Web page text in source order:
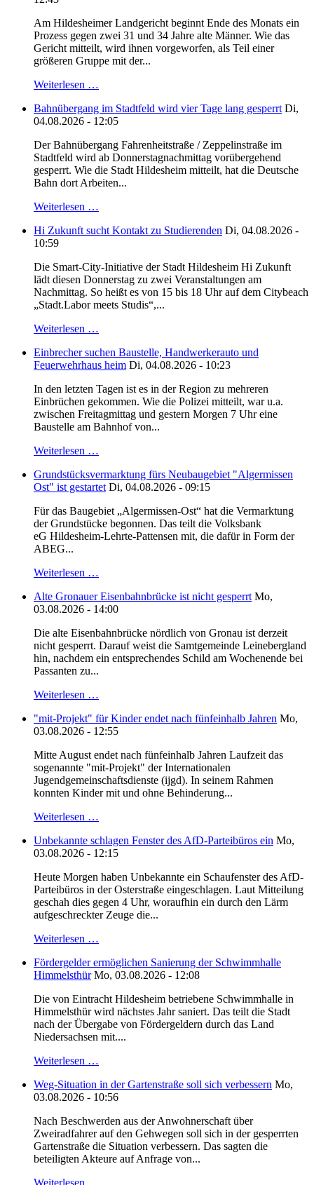
Am Hildesheimer Landgericht beginnt Ende des Monats ein
Prozess gegen zwei 31 und 34 Jahre alte Männer. Wie das
Gericht mitteilt, wird ihnen vorgeworfen, als Teil einer
größeren Gruppe mit der...
Weiterlesen …
Bahnübergang im Stadtfeld wird vier Tage lang gesperrt Di,
04.08.2026 - 12:05
Der Bahnübergang Fahrenheitstraße / Zeppelinstraße im
Stadtfeld wird ab Donnerstagnachmittag vorübergehend
gesperrt. Wie die Stadt Hildesheim mitteilt, hat die Deutsche
Bahn dort Arbeiten...
Weiterlesen …
Hi Zukunft sucht Kontakt zu Studierenden Di, 04.08.2026 -
10:59
Die Smart-City-Initiative der Stadt Hildesheim Hi Zukunft
lädt diesen Donnerstag zu zwei Veranstaltungen am
Nachmittag. So heißt es von 15 bis 18 Uhr auf dem Citybeach
„Stadt.Labor meets Studis“,...
Weiterlesen …
Einbrecher suchen Baustelle, Handwerkerauto und
Feuerwehrhaus heim Di, 04.08.2026 - 10:23
In den letzten Tagen ist es in der Region zu mehreren
Einbrüchen gekommen. Wie die Polizei mitteilt, war u.a.
zwischen Freitagmittag und gestern Morgen 7 Uhr eine
Baustelle am Bahnhof von...
Weiterlesen …
Grundstücksvermarktung fürs Neubaugebiet "Algermissen
Ost" ist gestartet Di, 04.08.2026 - 09:15
Für das Baugebiet „Algermissen-Ost“ hat die Vermarktung
der Grundstücke begonnen. Das teilt die Volksbank
eG Hildesheim-Lehrte-Pattensen mit, die dafür in Form der
ABEG...
Weiterlesen …
Alte Gronauer Eisenbahnbrücke ist nicht gesperrt Mo,
03.08.2026 - 14:00
Die alte Eisenbahnbrücke nördlich von Gronau ist derzeit
nicht gesperrt. Darauf weist die Samtgemeinde Leinebergland
hin, nachdem ein entsprechendes Schild am Wochenende bei
Passanten zu...
Weiterlesen …
"mit-Projekt" für Kinder endet nach fünfeinhalb Jahren Mo,
03.08.2026 - 12:55
Mitte August endet nach fünfeinhalb Jahren Laufzeit das
sogenannte "mit-Projekt" der Internationalen
Jugendgemeinschaftsdienste (ijgd). In seinem Rahmen
konnten Kinder mit und ohne Behinderung...
Weiterlesen …
Unbekannte schlagen Fenster des AfD-Parteibüros ein Mo,
03.08.2026 - 12:15
Heute Morgen haben Unbekannte ein Schaufenster des AfD-
Parteibüros in der Osterstraße eingeschlagen. Laut Mitteilung
geschah dies gegen 4 Uhr, woraufhin ein durch den Lärm
aufgeschreckter Zeuge die...
Weiterlesen …
Fördergelder ermöglichen Sanierung der Schwimmhalle
Himmelsthür Mo, 03.08.2026 - 12:08
Die von Eintracht Hildesheim betriebene Schwimmhalle in
Himmelsthür wird nächstes Jahr saniert. Das teilt die Stadt
nach der Übergabe von Fördergeldern durch das Land
Niedersachsen mit....
Weiterlesen …
Weg-Situation in der Gartenstraße soll sich verbessern Mo,
03.08.2026 - 10:56
Nach Beschwerden aus der Anwohnerschaft über
Zweiradfahrer auf den Gehwegen soll sich in der gesperrten
Gartenstraße die Situation verbessern. Das sagten die
beteiligten Akteure auf Anfrage von...